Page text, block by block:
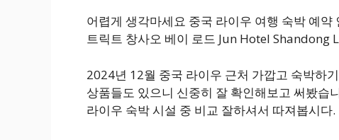
어렵게 생각마세요 중국 라이우 여행 숙박 예
트릭트 창사오 베이 로드 Jun Hotel
2024년 12월 중국 라이우 근처 가깝고 숙박하
상품들도 있으니 신중히 잘 확인해보고 써봤습
라이우 숙박 시설 중 비교 잘하셔서 따져봅시다.